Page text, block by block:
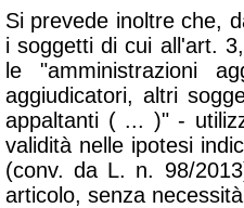
Si prevede inoltre che,
i soggetti di cui all'art.
le "amministrazioni
aggiudicatori, altri
appaltanti ( ... )" -
validità nelle ipotesi
(conv. da L. n. 98/
articolo, senza